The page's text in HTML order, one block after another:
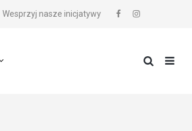
Wesprzyj nasze inicjatywy